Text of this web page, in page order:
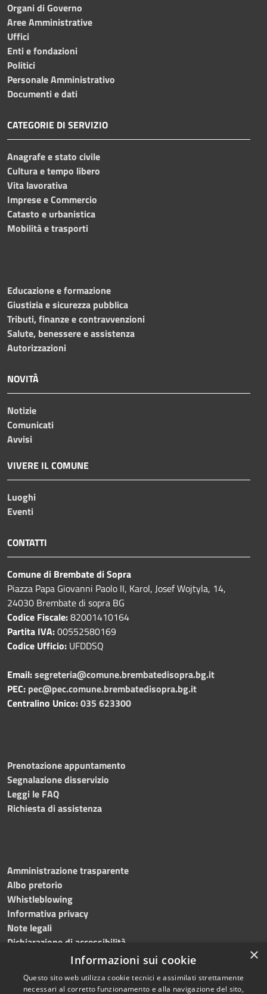
Organi di Governo
Aree Amministrative
Uffici
Enti e fondazioni
Politici
Personale Amministrativo
Documenti e dati
CATEGORIE DI SERVIZIO
Anagrafe e stato civile
Cultura e tempo libero
Vita lavorativa
Imprese e Commercio
Catasto e urbanistica
Mobilità e trasporti
Educazione e formazione
Giustizia e sicurezza pubblica
Tributi, finanze e contravvenzioni
Salute, benessere e assistenza
Autorizzazioni
NOVITÀ
Notizie
Comunicati
Avvisi
VIVERE IL COMUNE
Luoghi
Eventi
CONTATTI
Comune di Brembate di Sopra
Piazza Papa Giovanni Paolo II, Karol, Josef Wojtyla, 14,
24030 Brembate di sopra BG
Codice Fiscale:82001410164
Partita IVA:00552580169
Codice Ufficio: UFDDSQ
Email:segreteria@comune.brembatedisopra.bg.it
PEC: pec@pec.comune.brembatedisopra.bg.it
Centralino Unico:035 623300
Prenotazione appuntamento
Segnalazione disservizio
Leggi le FAQ
Richiesta di assistenza
Amministrazione trasparente
Albo pretorio
Whistleblowing
Informativa privacy
Note legali
Dichiarazione di accessibilità
×
Informazioni sui cookie
Questo sito web utilizza cookie tecnici e assimilati strettamente
necessari al corretto funzionamento e alla navigazione del sito,